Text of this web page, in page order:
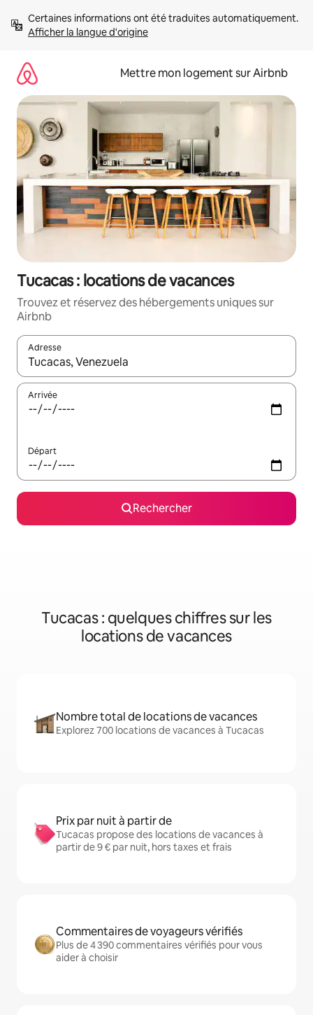
directement
Afficher la langue d'origine
Mettre mon logement sur Airbnb
Tucacas : locations de vacances
Trouvez et réservez des hébergements uniques sur
Airbnb
Adresse
Lorsque les résultats s'affichent, utilisez les flèches vers le
Arrivée
Départ
Rechercher
Tucacas : quelques chiffres sur les
locations de vacances
Nombre total de locations de vacances
Explorez 700 locations de vacances à Tucacas
Prix par nuit à partir de
Tucacas propose des locations de vacances à
partir de 9 € par nuit, hors taxes et frais
Commentaires de voyageurs vérifiés
Plus de 4 390 commentaires vérifiés pour vous
aider à choisir